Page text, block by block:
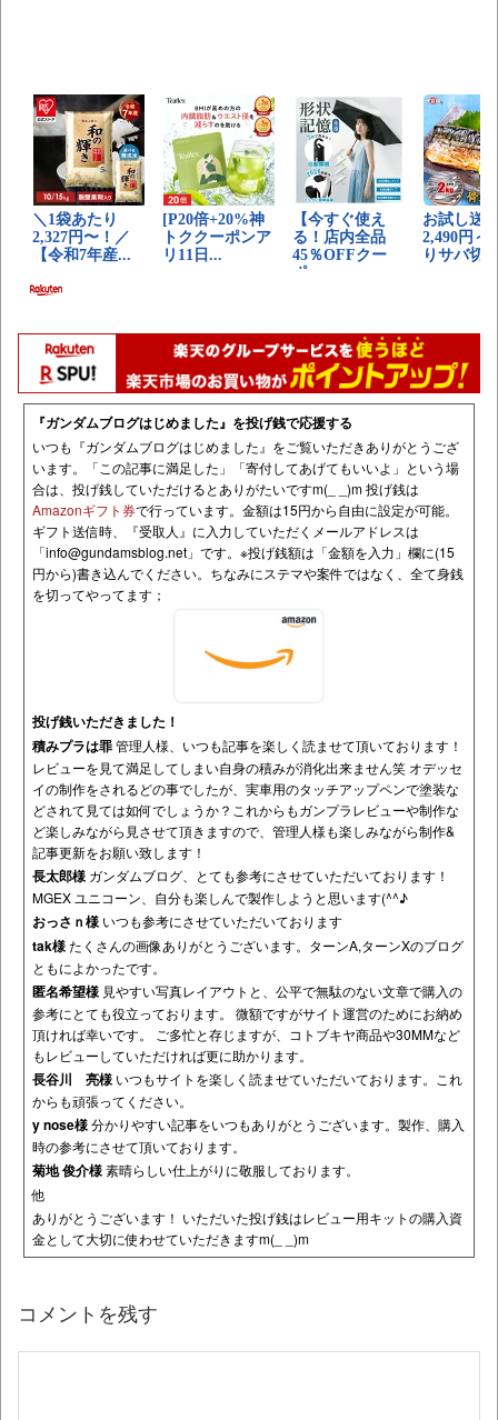
『ガンダムブログはじめました』を投げ銭で応援する
いつも『ガンダムブログはじめました』をご覧いただきありがとうござ
います。「この記事に満足した」「寄付してあげてもいいよ」という場
合は、投げ銭していただけるとありがたいですm(_ _)m 投げ銭は
Amazonギフト券で行っています。金額は15円から自由に設定が可能。
ギフト送信時、『受取人』に入力していただくメールアドレスは
「info@gundamsblog.net 」です。 ※投げ銭額は「金額を入力」欄に(15
円から)書き込んでください。ちなみにステマや案件ではなく、全て身銭
を切ってやってます；
投げ銭いただきました！
積みプラは罪管理人様、いつも記事を楽しく読ませて頂いております！
レビューを見て満足してしまい自身の積みが消化出来ません笑 オデッセ
イの制作をされるどの事でしたが、実車用のタッチアップペンで塗装な
どされて見ては如何でしょうか？これからもガンプラレビューや制作な
ど楽しみながら見させて頂きますので、管理人様も楽しみながら制作&
記事更新をお願い致します！
長太郎様 ガンダムブログ、とても参考にさせていただいております！
MGEX ユニコーン、自分も楽しんで製作しようと思います(^^♪
おっさｎ様 いつも参考にさせていただいております
tak様たくさんの画像ありがとうございます。ターンA,ターンXのブログ
ともによかったです。
匿名希望様 見やすい写真レイアウトと、公平で無駄のない文章で購入の
参考にとても役立っております。 微額ですがサイト運営のためにお納め
頂ければ幸いです。 ご多忙と存じますが、コトブキヤ商品や30MMなど
もレビューしていただければ更に助かります。
長谷川 亮様 いつもサイトを楽しく読ませていただいております。これ
からも頑張ってください。
y nose様分かりやすい記事をいつもありがとうございます。製作、購入
時の参考にさせて頂いております。
菊地 俊介様素晴らしい仕上がりに敬服しております。
他
ありがとうございます！ いただいた投げ銭はレビュー用キットの購入資
金として大切に使わせていただきますm(_ _)m
コメントを残す